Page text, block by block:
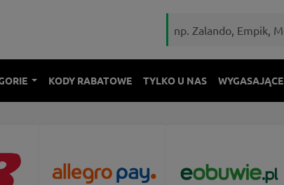
KODY RABATOWE TYLKO U NAS WYGASAJĄCE